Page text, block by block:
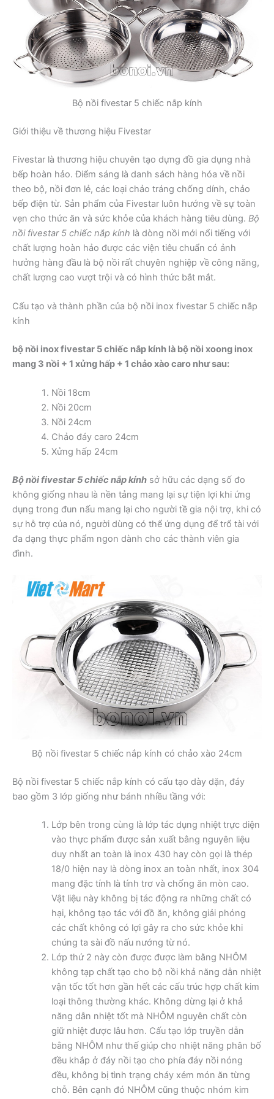
Bộ nồi fivestar 5 chiếc nắp kính
Giới thiệu về thương hiệu Fivestar
Fivestar là thương hiệu chuyên tạo dựng đồ gia dụng nhà
bếp hoàn hảo. Điểm sáng là danh sách hàng hóa về nồi
theo bộ, nồi đơn lẻ, các loại chảo tráng chống dính, chảo
bếp điện từ. Sản phẩm của Fivestar luôn hướng về sự toàn
vẹn cho thức ăn và sức khỏe của khách hàng tiêu dùng. Bộ
nồi fivestar 5 chiếc nắp kính là dòng nồi mới nổi tiếng với
chất lượng hoàn hảo được các viện tiêu chuẩn có ảnh
hưởng hàng đầu là bộ nồi rất chuyên nghiệp về công năng,
chất lượng cao vượt trội và có hình thức bắt mắt.
Cấu tạo và thành phần của bộ nồi inox fivestar 5 chiếc nắp
kính
bộ nồi inox fivestar 5 chiếc nắp kính là bộ nồi xoong inox
mang 3 nồi + 1 xửng hấp + 1 chảo xào caro như sau:
Nồi 18cm
Nồi 20cm
Nồi 24cm
Chảo đáy caro 24cm
Xửng hấp 24cm
Bộ nồi fivestar 5 chiếc nắp kính sở hữu các dạng số đo
không giống nhau là nền tảng mang lại sự tiện lợi khi ứng
dụng trong đun nấu mang lại cho người tề gia nội trợ, khi có
sự hỗ trợ của nó, người dùng có thể ứng dụng để trổ tài với
đa dạng thực phẩm ngon dành cho các thành viên gia
đình.
Bộ nồi fivestar 5 chiếc nắp kính có chảo xào 24cm
Bộ nồi fivestar 5 chiếc nắp kính có cấu tạo dày dặn, đáy
bao gồm 3 lớp giống như bánh nhiều tầng với:
Lớp bên trong cùng là lớp tác dụng nhiệt trực diện
vào thực phẩm được sản xuất bằng nguyên liệu
duy nhất an toàn là inox 430 hay còn gọi là thép
18/0 hiện nay là dòng inox an toàn nhất, inox 304
mang đặc tính là tính trơ và chống ăn mòn cao.
Vật liệu này không bị tác động ra những chất có
hại, không tạo tác với đồ ăn, không giải phóng
các chất không có lợi gây ra cho sức khỏe khi
chúng ta sài đồ nấu nướng từ nó.
Lớp thứ 2 này còn được được làm bằng NHÔM
không tạp chất tạo cho bộ nồi khả năng dẫn nhiệt
vận tốc tốt hơn gần hết các cấu trúc hợp chất kim
loại thông thường khác. Không dừng lại ở khả
năng dẫn nhiệt tốt mà NHÔM nguyên chất còn
giữ nhiệt được lâu hơn. Cấu tạo lớp truyền dẫn
bằng NHÔM như thế giúp cho nhiệt năng phân bố
đều khắp ở đáy nồi tạo cho phía đáy nồi nóng
đều, không bị tình trạng cháy xém món ăn từng
chỗ. Bên cạnh đó NHÔM cũng thuộc nhóm kim